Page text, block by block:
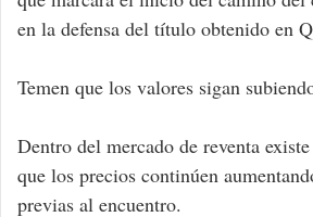
en la defensa del título obtenido en
Temen que los valores sigan
Dentro del mercado de reventa
que los precios continúen
previas al encuentro.